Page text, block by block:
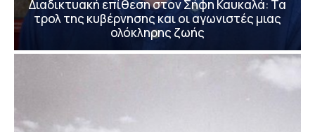
Διαδικτυακή επίθεση στον Σήφη Καυκαλά: Τα
τρολ της κυβέρνησης και οι αγωνιστές μιας
ολόκληρης ζωής